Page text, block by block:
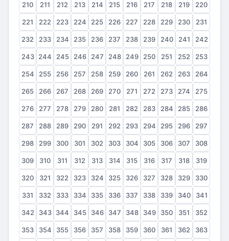
210 211 212 213 214 215 216 217 218 219 220
221 222 223 224 225 226 227 228 229 230 231
232 233 234 235 236 237 238 239 240 241 242
243 244 245 246 247 248 249 250 251 252 253
254 255 256 257 258 259 260 261 262 263 264
265 266 267 268 269 270 271 272 273 274 275
276 277 278 279 280 281 282 283 284 285 286
287 288 289 290 291 292 293 294 295 296 297
298 299 300 301 302 303 304 305 306 307 308
309 310 311 312 313 314 315 316 317 318 319
320 321 322 323 324 325 326 327 328 329 330
331 332 333 334 335 336 337 338 339 340 341
342 343 344 345 346 347 348 349 350 351 352
353 354 355 356 357 358 359 360 361 362 363